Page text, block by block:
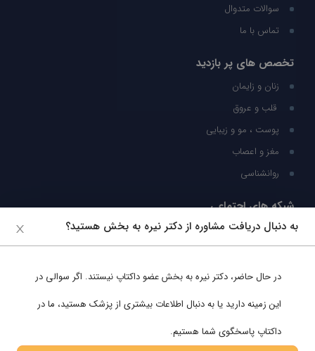
سوالات متدوال
تماس با ما
تخصص های پر بازدید
زنان و زایمان
قلب و عروق
پوست ، مو و زیبایی
مغز و اعصاب
روانشناسی
شبکه های اجتماعی
ما را در شبکه های اجتماعی دنبال کنید
به دنبال دریافت مشاوره از دکتر نیره به بخش هستید؟
در حال حاضر، دکتر نیره به بخشعضو داکتاپ نیستند. اگر سوالی در
این زمینه دارید یا به دنبال اطلاعات بیشتری از پزشک هستید، ما در
داکتاپ پاسخگوی شما هستیم.